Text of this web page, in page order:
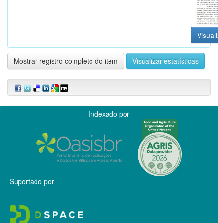
Mostrar registro completo do item Visualizar estatísticas
Indexado por
Suportado por